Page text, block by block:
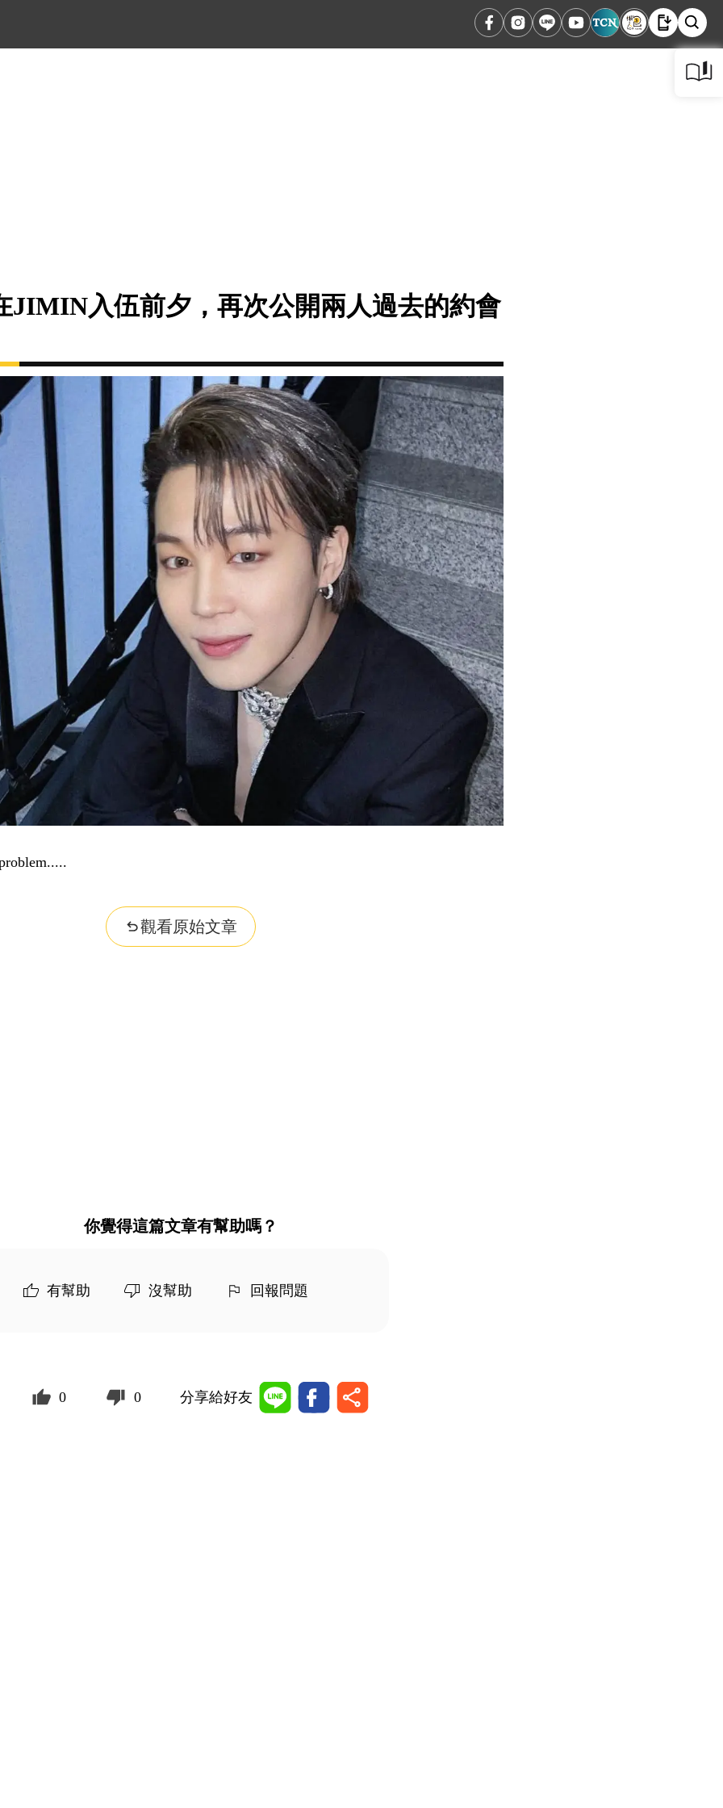
JIMIN入伍前夕，再次公開兩人過去的約會
觀看原始文章
你覺得這篇文章有幫助嗎？
有幫助 沒幫助 回報問題
0 0 分享給好友